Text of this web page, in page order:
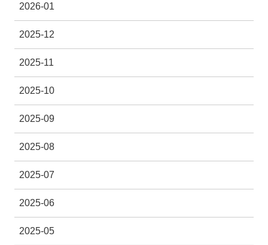
2026-01
2025-12
2025-11
2025-10
2025-09
2025-08
2025-07
2025-06
2025-05